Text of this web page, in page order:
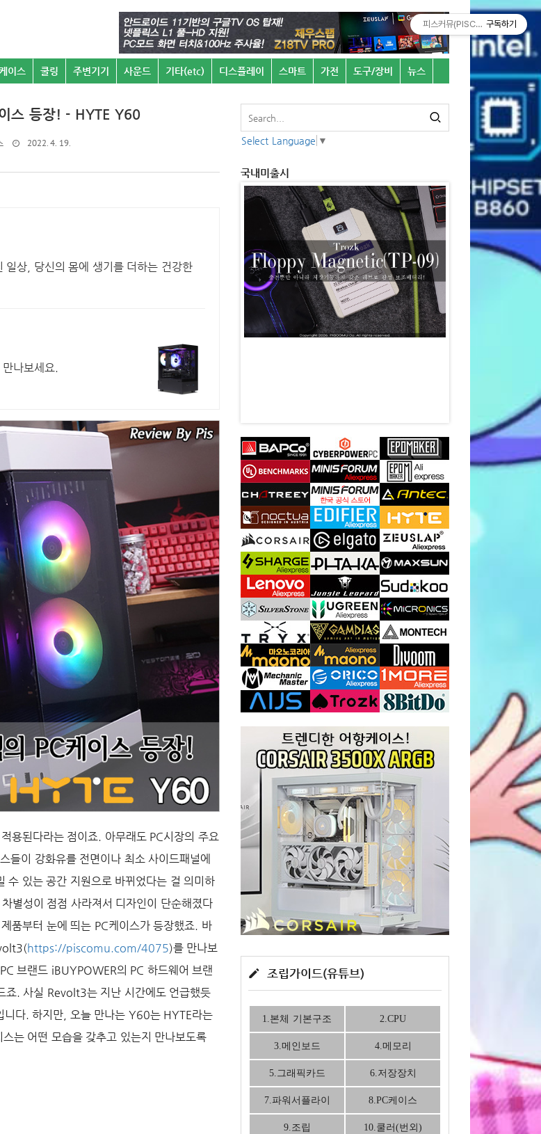
이스 쿨링 주변기기 사운드 기타(etc) 디스플레이 스마트 가전 도구/장비 뉴스
스 등장! - HYTE Y60
2022. 4. 19.
상, 당신의 몸에 생기를 더하는 건강한
나보세요.
용된다라는 점이죠. 아무래도 PC시장의 주요
들이 강화유를 전면이나 최소 사이드패널에
수 있는 공간 지원으로 바뀌었다는 걸 의미하
별성이 점점 사라져서 디자인이 단순해졌다
품부터 눈에 띄는 PC케이스가 등장했죠. 바
https://piscomu.com/4075)를 만나보
브랜드 iBUYPOWER의 PC 하드웨어 브랜
죠. 사실 Revolt3는 지난 시간에도 언급했듯
다. 하지만, 오늘 만나는 Y60는 HYTE라는
는 어떤 모습을 갖추고 있는지 만나보도록
Select Language ▼
국내미출시
조립가이드(유튜브)
1.본체 기본구조 2.CPU
3.메인보드 4.메모리
5.그래픽카드 6.저장장치
7.파워서플라이 8.PC케이스
9.조립 10.쿨러(번외)
피스커뮤(PISCOMU)구독하기